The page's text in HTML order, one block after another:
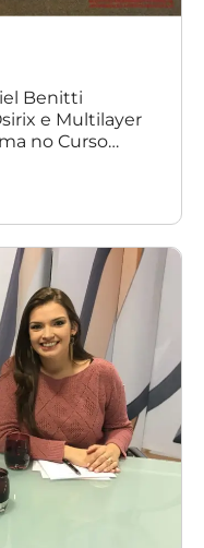
Benitti
e Multilayer
no Curso
participantes